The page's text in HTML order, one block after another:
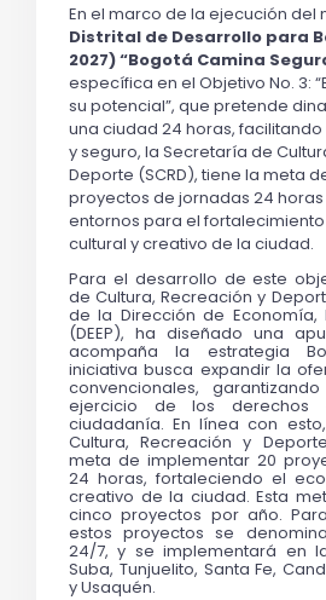
En el marco de la ejecución del
Distrital de Desarrollo para
2027) “Bogotá Camina
específica en el Objetivo No. 3:
su potencial”, que pretende
una ciudad 24 horas,
y seguro, la Secretaría de
Deporte (SCRD), tiene la meta
proyectos de jornadas 24
entornos para el
cultural y creativo de la ciudad.
Para el desarrollo de este
de Cultura, Recreación y
de la Dirección de Economía,
(DEEP), ha diseñado una
acompaña la estrategia
iniciativa busca expandir la
convencionales,
ejercicio de los derechos
ciudadanía. En línea con
Cultura, Recreación y
meta de implementar 20
24 horas, fortaleciendo el
creativo de la ciudad. Esta
cinco proyectos por año.
estos proyectos se
24/7, y se implementará en
Suba, Tunjuelito, Santa Fe,
y Usaquén.